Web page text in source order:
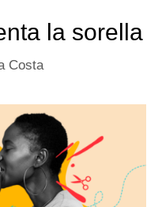
la sorella
Costa